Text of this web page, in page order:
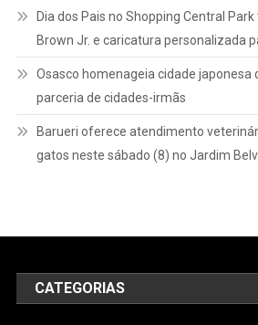
Dia dos Pais no Shopping Central
Brown Jr. e caricatura personalizada
Osasco homenageia cidade japonesa
parceria de cidades-irmãs
Barueri oferece atendimento
gatos neste sábado (8) no Jardim
CATEGORIAS